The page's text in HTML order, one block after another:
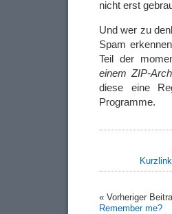
nicht erst
Und wer zu
Spam
Teil der
einem ZIP-
diese eine
Programme.
Kurzlink
« Vorheriger
Remember me?